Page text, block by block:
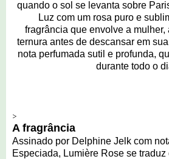
quando o sol se levanta sobre
Luz com um rosa puro e
fragrância que envolve a
ternura antes de descansar em
nota perfumada sutil e profunda,
durante todo o
>
A fragrância
Assinado por Delphine Jelk com
Especiada, Lumière Rose se